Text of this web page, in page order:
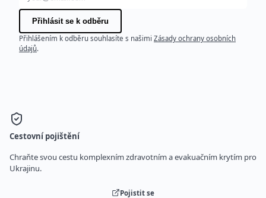
Přihlásit se k odběru
Přihlášením k odběru souhlasíte s našimi Zásady ochrany osobních
údajů.
Cestovní pojištění
Chraňte svou cestu komplexním zdravotním a evakuačním krytím pro
Ukrajinu.
Pojistit se